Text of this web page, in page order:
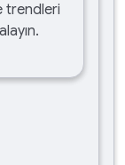
trendleri